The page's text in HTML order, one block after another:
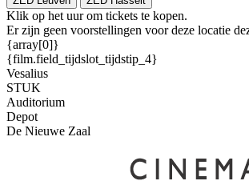
Klik op het uur om tickets te kopen.
Er zijn geen voorstellingen voor deze locatie
{array[0]}
{film.field_tijdslot_tijdstip_4}
Vesalius
STUK
Auditorium
Depot
De Nieuwe Zaal